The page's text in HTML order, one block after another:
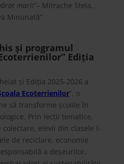
mari!”– Mitrache Stela,
Minunată”
și programul
Ediția
și Ediția 2025-2026 a
Ecoterrienilor”, o
să transforme școlile în
Prin lecții tematice,
elevii din clasele I-
de reciclare, economie
a deșeurilor,